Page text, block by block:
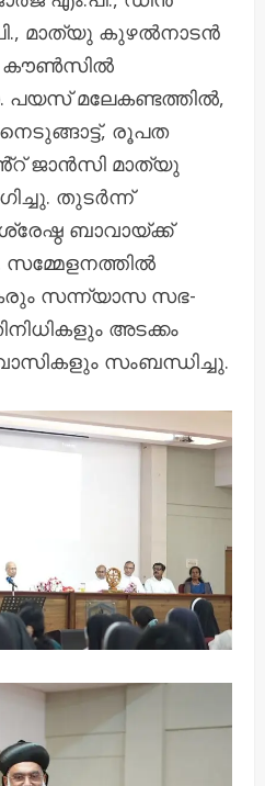
മാത്യു കുഴൽനാടൻ
കൗൺസിൽ
പയസ് മലേകണ്ടത്തിൽ,
രൂപത
ജാൻസി മാത്യു
തുടർന്ന്
ബാവായ്ക്ക്
സമ്മേളനത്തിൽ
സന്ന്യാസ സഭ-
അടക്കം
സംബന്ധിച്ചു.